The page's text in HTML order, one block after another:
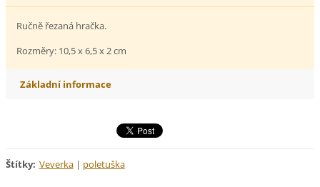
Ručně řezaná hračka.
Rozměry: 10,5 x 6,5 x 2 cm
Základní informace
Štítky: Veverka | poletuška